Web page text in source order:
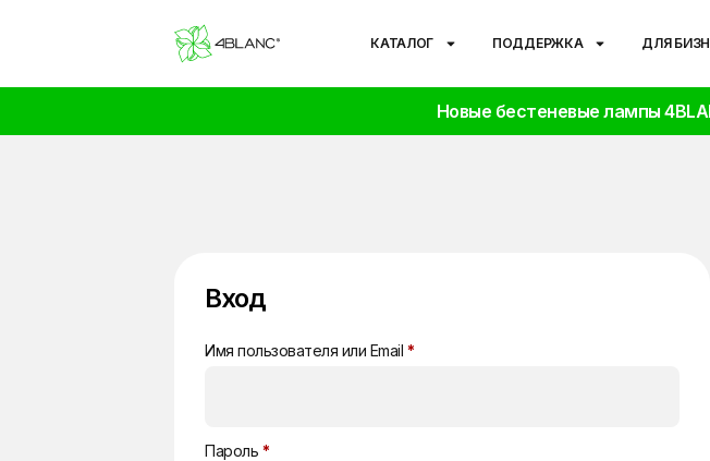
КАТАЛОГ ПОДДЕРЖКА ДЛЯ
Новые бестеневые лампы
Вход
Имя пользователя или Email *
Пароль *